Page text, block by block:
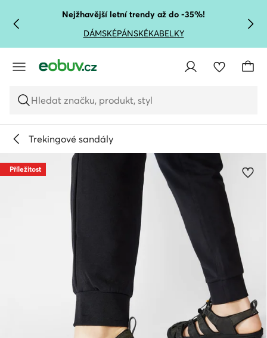
PŘEJÍT NA HLAVNÍ OBSAH
PŘEJÍT NA VYHLEDÁVÁNÍ
Nejžhavější letní trendy až do -35%!
DÁMSKÉPÁNSKÉKABELKY
Hledat značku, produkt, styl
Trekingové sandály
Příležitost